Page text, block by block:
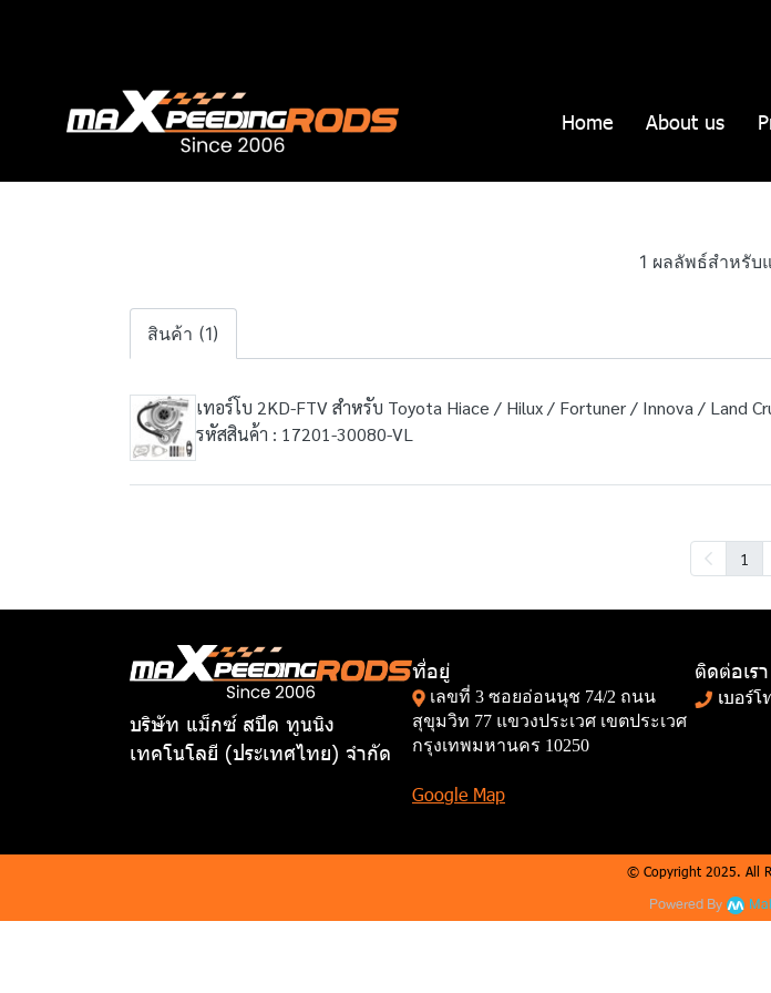
Home About us
1 ผลลัพธ์สำหรับ
สินค้า (1)
เทอร์โบ 2KD-FTV สำหรับ Toyota Hiace / Hilux / Fortuner / Innova / Land
รหัสสินค้า : 17201-30080-VL
1
บริษัท แม็กซ์ สปีด ทูนนิง
เทคโนโลยี (ประเทศไทย) จำกัด
ที่อยู่
เลขที่ 3 ซอยอ่อนนุช 74/2 ถนน
สุขุมวิท 77 แขวงประเวศ เขตประเวศ
กรุงเทพมหานคร 10250
Google Map
ติดต่อเรา
เบอร์โ
© Copyright 2025. All
Powered By